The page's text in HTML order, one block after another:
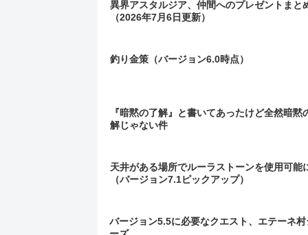
異界アスタルジア、仲間へのプレゼントまと
（2026年7月6日更新）
釣り金策（バージョン6.0時点）
『暗黙の了解』と書いてあったけど全然暗黙
解じゃない件
天井がある場所でルーラストーンを使用可能
（バージョン7.1ピックアップ）
バージョン5.5に必要なクエスト、エテーネ村